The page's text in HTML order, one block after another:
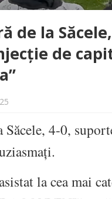
de la
de
4-0,
la cea mai